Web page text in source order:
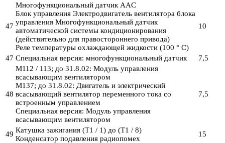
47
Многофункциональный датчик AAC
Блок управления Электродвигатель вентилятора блока
управления Многофункциональный датчик
автоматической системы кондиционирования
(действительно для правостороннего привода)
Реле температуры охлаждающей жидкости (100 ° C)
10
47 Специальная версия: многофункциональный датчик 7,5
48
M112 / 113; до 31.8.02: Модуль управления
всасывающим вентилятором
M137; до 31.8.02: Двигатель и электрический
всасывающий вентилятор переменного тока со
встроенным управлением
Специальная версия: Модуль управления
всасывающим вентилятором
7,5
49 Катушка зажигания (T1 / 1) до (T1 / 8)
Конденсатор подавления радиопомех
15